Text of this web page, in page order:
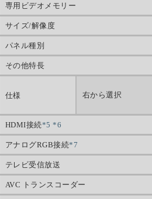
専用ビデオメモリー
サイズ/解像度
パネル種別
その他特長
仕様 右から選択
HDMI接続*5 *6
アナログRGB接続*7
テレビ受信放送
AVC トランスコーダー